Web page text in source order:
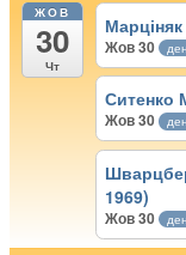
ЖОВ
30
Чт
Жов 30
Ситенко
Жов 30
1969)
Жов 30